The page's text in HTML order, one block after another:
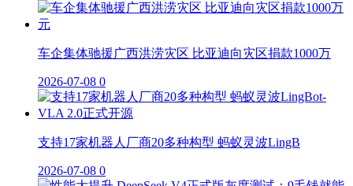
车企集体驰援广西洪涝灾区 比亚迪向灾区捐款1000万
2026-07-08 0
支持17家机器人厂商20多种构型 蚂蚁灵波LingB
2026-07-08 0